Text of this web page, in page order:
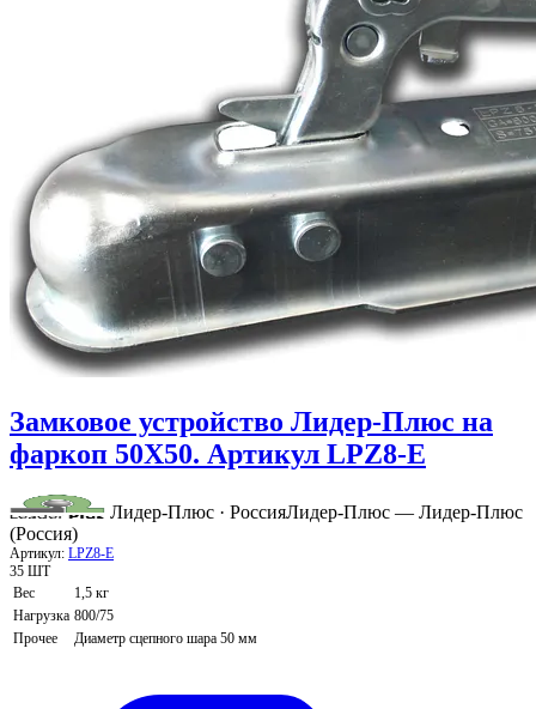
Замковое устройство Лидер-Плюс на
фаркоп 50X50. Артикул LPZ8-E
Лидер-Плюс · РоссияЛидер-Плюс — Лидер-Плюс
(Россия)
Артикул: LPZ8-E
35 ШТ
Вес
1,5 кг
Нагрузка 800/75
Прочее
Диаметр сцепного шара 50 мм